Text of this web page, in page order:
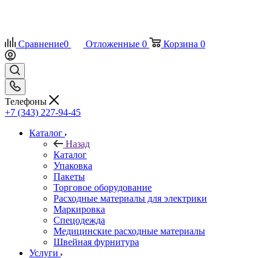
Сравнение0 Отложенные 0 Корзина 0
Телефоны
+7 (343) 227-94-45
Каталог
Назад
Каталог
Упаковка
Пакеты
Торговое оборудование
Расходные материалы для электрики
Маркировка
Спецодежда
Медицинские расходные материалы
Швейная фурнитура
Услуги